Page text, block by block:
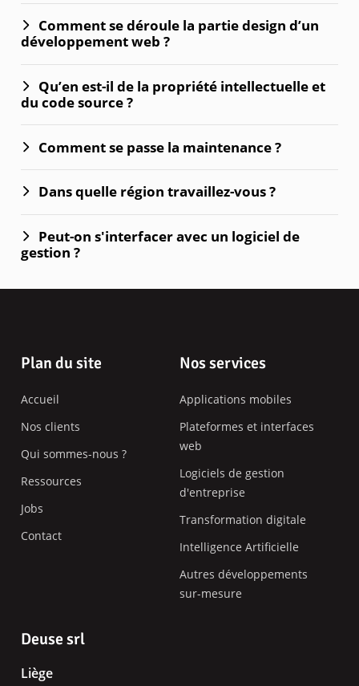
Comment se déroule la partie design d’un
développement web ?
Qu’en est-il de la propriété intellectuelle et
du code source ?
Comment se passe la maintenance ?
Dans quelle région travaillez-vous ?
Peut-on s'interfacer avec un logiciel de
gestion ?
Pied
page
Plan du site
Accueil
Nos clients
Qui sommes-nous ?
Ressources
Jobs
Contact
Nos services
Applications mobiles
Plateformes et interfaces
web
Logiciels de gestion
d'entreprise
Transformation digitale
Intelligence Artificielle
Autres développements
sur-mesure
Deuse srl
Liège